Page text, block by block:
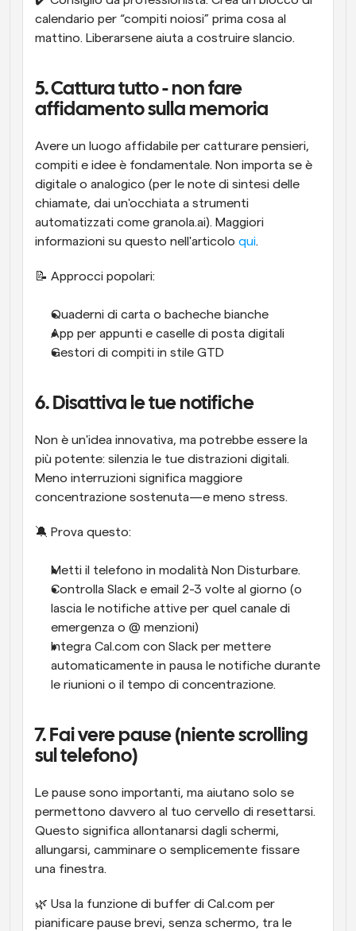
calendario per “compiti noiosi” prima cosa al
mattino. Liberarsene aiuta a costruire slancio.
5. Cattura tutto - non fare
affidamento sulla memoria
Avere un luogo affidabile per catturare pensieri,
compiti e idee è fondamentale. Non importa se è
digitale o analogico (per le note di sintesi delle
chiamate, dai un'occhiata a strumenti
automatizzati come granola.ai). Maggiori
informazioni su questo nell'articolo qui.
📝 Approcci popolari:
Quaderni di carta o bacheche bianche
App per appunti e caselle di posta digitali
Gestori di compiti in stile GTD
6. Disattiva le tue notifiche
Non è un'idea innovativa, ma potrebbe essere la
più potente: silenzia le tue distrazioni digitali.
Meno interruzioni significa maggiore
concentrazione sostenuta—e meno stress.
🔕 Prova questo:
Metti il telefono in modalità Non Disturbare.
Controlla Slack e email 2-3 volte al giorno (o
lascia le notifiche attive per quel canale di
emergenza o @ menzioni)
Integra Cal.com con Slack per mettere
automaticamente in pausa le notifiche durante
le riunioni o il tempo di concentrazione.
7. Fai vere pause (niente scrolling
sul telefono)
Le pause sono importanti, ma aiutano solo se
permettono davvero al tuo cervello di resettarsi.
Questo significa allontanarsi dagli schermi,
allungarsi, camminare o semplicemente fissare
una finestra.
🌿 Usa la funzione di buffer di Cal.com per
pianificare pause brevi, senza schermo, tra le